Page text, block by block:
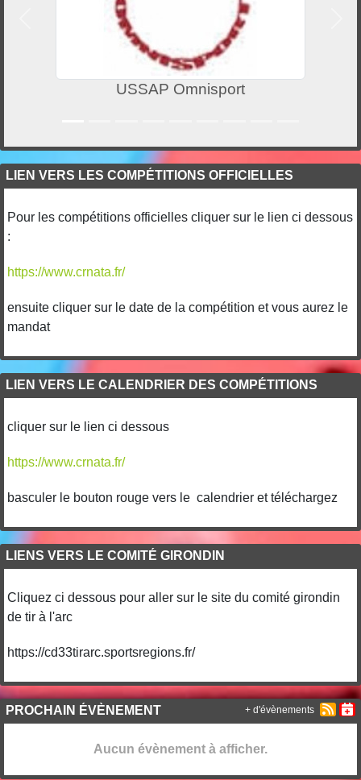
USSAP Omnisport
LIEN VERS LES COMPÉTITIONS OFFICIELLES
Pour les compétitions officielles cliquer sur le lien ci dessous
:
https://www.crnata.fr/
ensuite cliquer sur le date de la compétition et vous aurez le
mandat
LIEN VERS LE CALENDRIER DES COMPÉTITIONS
cliquer sur le lien ci dessous
https://www.crnata.fr/
basculer le bouton rouge vers le calendrier et téléchargez
LIENS VERS LE COMITÉ GIRONDIN
Cliquez ci dessous pour aller sur le site du comité girondin
de tir à l'arc
https://cd33tirarc.sportsregions.fr/
PROCHAIN ÉVÈNEMENT
Aucun évènement à afficher.
+ d'évènements